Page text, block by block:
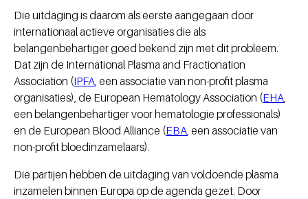
Die uitdaging is daarom als eerste aangegaan door
internationaal actieve organisaties die als
belangenbehartiger goed bekend zijn met dit probleem.
Dat zijn de International Plasma and Fractionation
Association (IPFA, een associatie van non-profit plasma
organisaties), de European Hematology Association (EHA,
een belangenbehartiger voor hematologie professionals)
en de European Blood Alliance (EBA, een associatie van
non-profit bloedinzamelaars).
Die partijen hebben de uitdaging van voldoende plasma
inzamelen binnen Europa op de agenda gezet. Door